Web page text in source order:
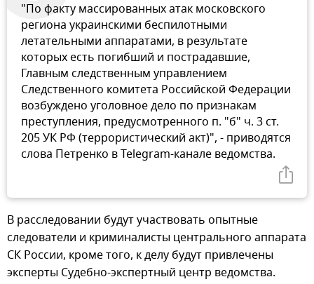
"По факту массированных атак московского
региона украинскими беспилотными
летательными аппаратами, в результате
которых есть погибший и пострадавшие,
Главным следственным управлением
Следственного комитета Российской Федерации
возбуждено уголовное дело по признакам
преступления, предусмотренного п. "б" ч. 3 ст.
205 УК РФ (террористический акт)", - приводятся
слова Петренко в Telegram-канале ведомства.
В расследовании будут участвовать опытные
следователи и криминалисты центрального аппарата
СК России, кроме того, к делу будут привлечены
эксперты Судебно-экспертный центр ведомства.